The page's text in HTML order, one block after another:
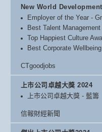
New World
Employer of the Year -
Best Talent
Top Happiest Culture
Best Corporate
CTgoodjobs
上市公司卓越大獎 2024
上市公司卓越大獎 - 藍籌
信報財經新聞